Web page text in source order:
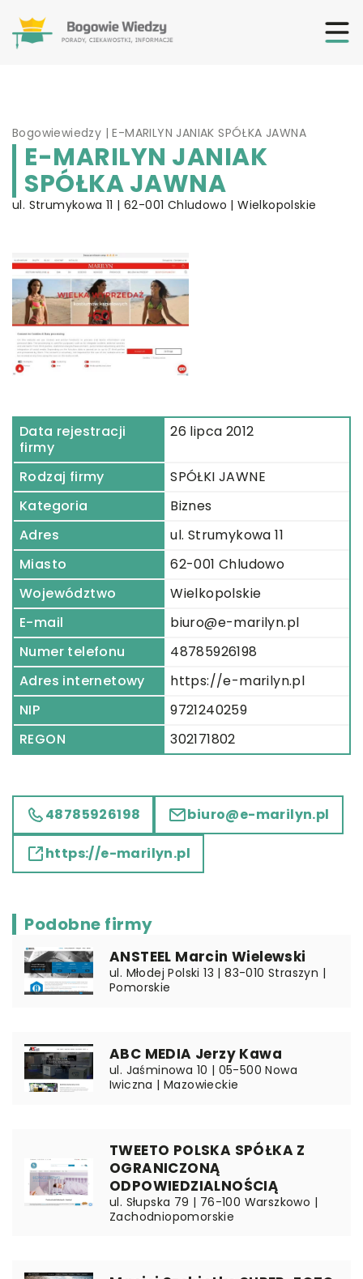
Bogowiewiedzy |E-MARILYN JANIAK SPÓŁKA JAWNA
E-MARILYN JANIAK
SPÓŁKA JAWNA
ul. Strumykowa 11 | 62-001 Chludowo | Wielkopolskie
Data rejestracji
firmy
26 lipca 2012
Rodzaj firmy
SPÓŁKI JAWNE
Kategoria
Biznes
Adres
ul. Strumykowa 11
Miasto
62-001 Chludowo
Województwo
Wielkopolskie
E-mail
biuro@e-marilyn.pl
Numer telefonu
48785926198
Adres internetowy
https://e-marilyn.pl
NIP
9721240259
REGON
302171802
48785926198 biuro@e-marilyn.pl
https://e-marilyn.pl
Podobne firmy
ANSTEEL Marcin Wielewski
ul. Młodej Polski 13 | 83-010 Straszyn |
Pomorskie
ABC MEDIA Jerzy Kawa
ul. Jaśminowa 10 | 05-500 Nowa
Iwiczna | Mazowieckie
TWEETO POLSKA SPÓŁKA Z
OGRANICZONĄ
ODPOWIEDZIALNOŚCIĄ
ul. Słupska 79 | 76-100 Warszkowo |
Zachodniopomorskie